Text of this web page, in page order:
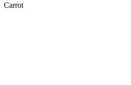
Carrot